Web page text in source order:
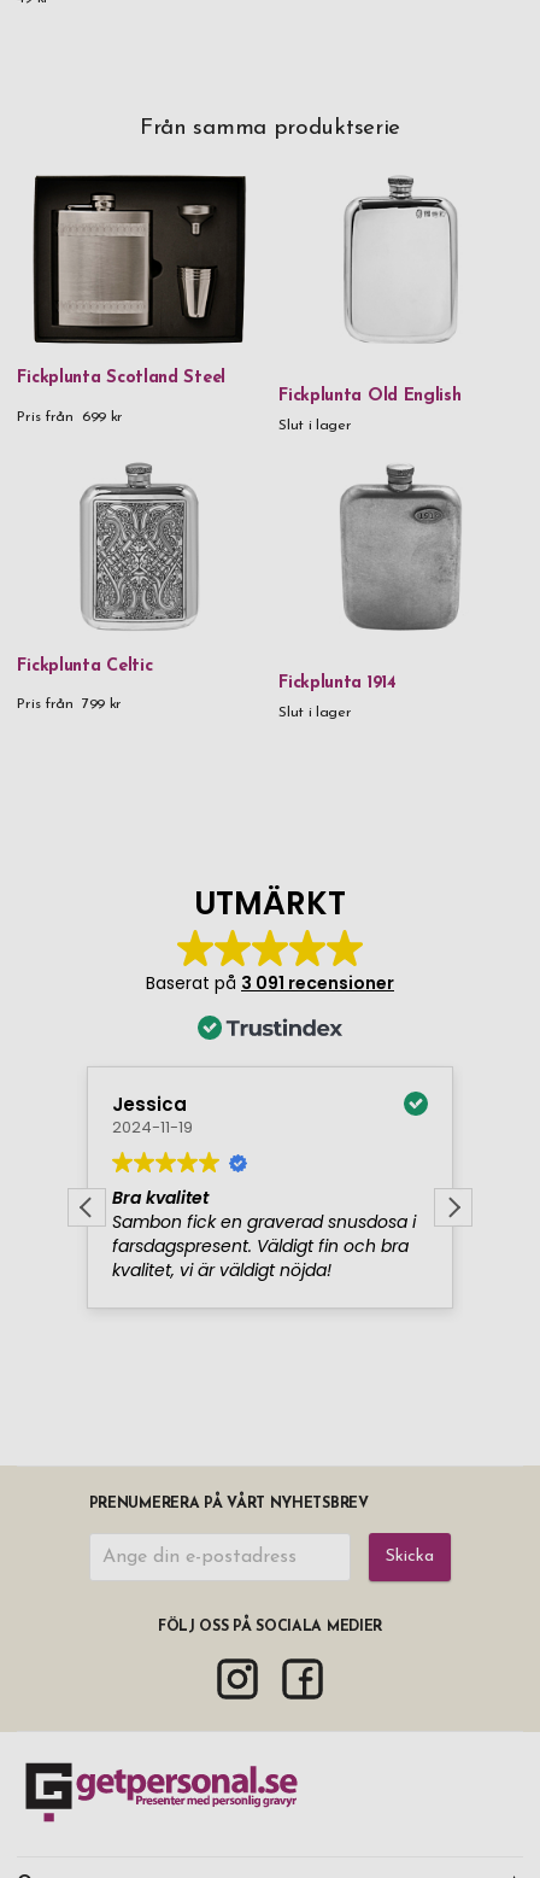
Från samma produktserie
Fickplunta Scotland Steel
Pris från 699 kr
Fickplunta Old English
Slut i lager
Fickplunta Celtic
Pris från 799 kr
Fickplunta 1914
Slut i lager
PRENUMERERA PÅ VÅRT NYHETSBREV
Skicka
FÖLJ OSS PÅ SOCIALA MEDIER